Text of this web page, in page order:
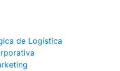
de Logística